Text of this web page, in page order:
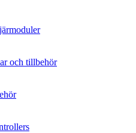
och tillbehör